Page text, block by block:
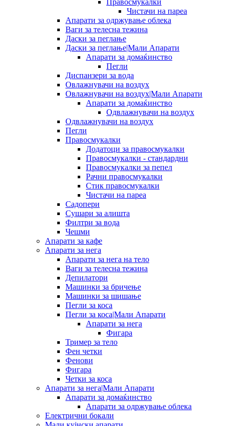
Чистачи на пареа
Апарати за одржување облека
Ваги за телесна тежина
Даски за пеглање
Даски за пеглање|Мали Апарати
Апарати за домаќинство
Пегли
Диспанзери за вода
Овлажнувачи на воздух
Овлажнувачи на воздух|Мали Апарати
Апарати за домаќинство
Одвлажнувачи на воздух
Одвлажнувачи на воздух
Пегли
Правосмукалки
Додатоци за правосмукалки
Правосмукалки - стандардни
Правосмукалки за пепел
Рачни правосмукалки
Стик правосмукалки
Чистачи на пареа
Садопери
Сушари за алишта
Филтри за вода
Чешми
Апарати за кафе
Апарати за нега
Апарати за нега на тело
Ваги за телесна тежина
Депилатори
Машинки за бричење
Машинки за шишање
Пегли за коса
Пегли за коса|Мали Апарати
Апарати за нега
Фигара
Тример за тело
Фен четки
Фенови
Фигара
Четки за коса
Апарати за нега|Мали Апарати
Апарати за домаќинство
Апарати за одржување облека
Електрични бокали